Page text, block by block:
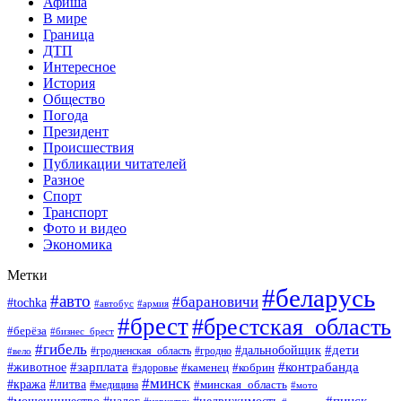
В мире
Граница
ДТП
Интересное
История
Общество
Погода
Президент
Происшествия
Публикации читателей
Разное
Спорт
Транспорт
Фото и видео
Экономика
Метки
#tochka #авто #автобус #армия #барановичи #беларусь
#берёза #бизнес_брест #брест#брестская_область
#вело #гибель #гродненская_область #гродно #дальнобойщик #дети
#животное #зарплата #здоровье #каменец #кобрин #контрабанда
#кража #литва #медицина #минск #минская_область #мото